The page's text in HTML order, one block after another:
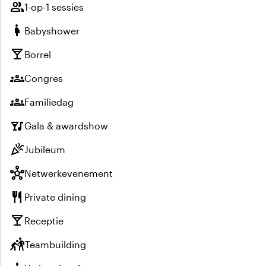
group1-op-1 sessies
pregnant_woman Babyshower
local_bar Borrel
groupsCongres
groupsFamiliedag
nightlifeGala & awardshow
celebrationJubileum
hubNetwerkevenement
restaurant Private dining
local_bar Receptie
sports_kabaddiTeambuilding